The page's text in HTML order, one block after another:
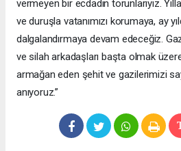
vermeyen bir ecdadın torunlarıyız.
ve duruşla vatanımızı korumaya, ay
dalgalandırmaya devam edeceğiz.
ve silah arkadaşları başta olmak
armağan eden şehit ve gazilerimizi
anıyoruz.”